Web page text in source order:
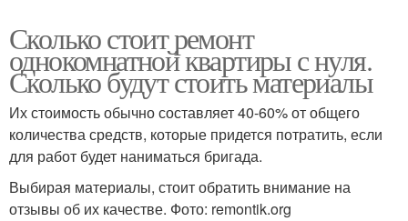
Сколько стоит ремонт
однокомнатной квартиры с нуля.
Сколько будут стоить материалы
Их стоимость обычно составляет 40-60% от общего
количества средств, которые придется потратить, если
для работ будет наниматься бригада.
Выбирая материалы, стоит обратить внимание на
отзывы об их качестве. Фото: remontik.org